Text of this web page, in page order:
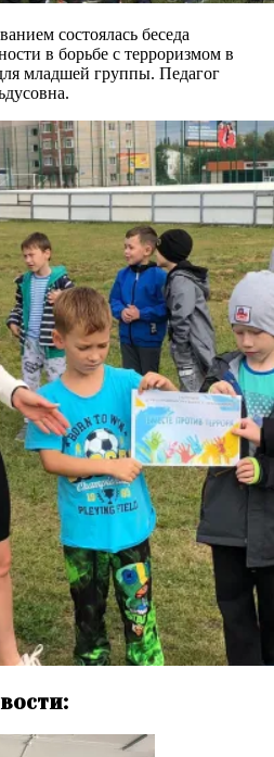
состоялась беседа
в борьбе с терроризмом в
младшей группы. Педагог